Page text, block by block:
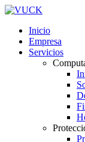
Inicio
Empresa
Servicios